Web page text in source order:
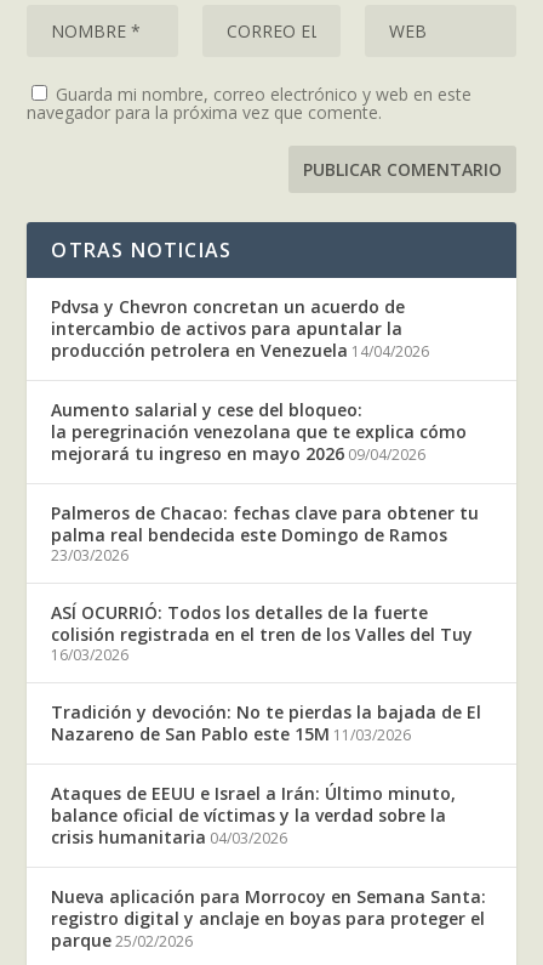
Guarda mi nombre, correo electrónico y web en este
navegador para la próxima vez que comente.
OTRAS NOTICIAS
Pdvsa y Chevron concretan un acuerdo de
intercambio de activos para apuntalar la
producción petrolera en Venezuela 14/04/2026
Aumento salarial y cese del bloqueo:
la peregrinación venezolana que te explica cómo
mejorará tu ingreso en mayo 2026 09/04/2026
Palmeros de Chacao: fechas clave para obtener tu
palma real bendecida este Domingo de Ramos
23/03/2026
ASÍ OCURRIÓ: Todos los detalles de la fuerte
colisión registrada en el tren de los Valles del Tuy
16/03/2026
Tradición y devoción: No te pierdas la bajada de El
Nazareno de San Pablo este 15M 11/03/2026
Ataques de EEUU e Israel a Irán: Último minuto,
balance oficial de víctimas y la verdad sobre la
crisis humanitaria 04/03/2026
Nueva aplicación para Morrocoy en Semana Santa:
registro digital y anclaje en boyas para proteger el
parque 25/02/2026